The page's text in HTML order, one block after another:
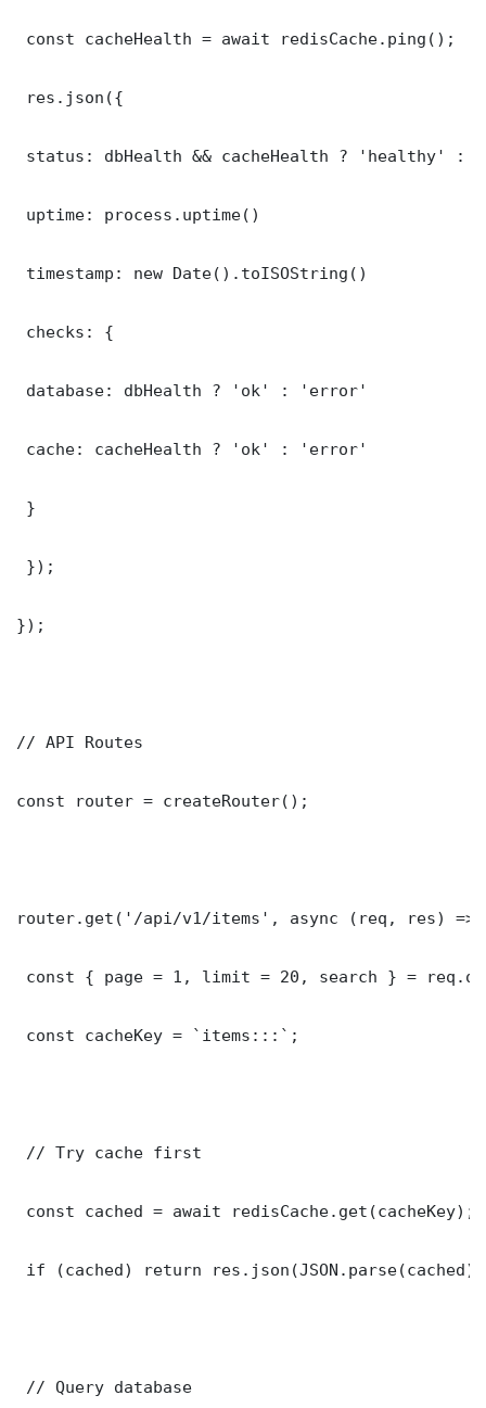
const cacheHealth = await redisCache.ping();
res.json({
status: dbHealth && cacheHealth ? 'healthy' :
uptime: process.uptime()
timestamp: new Date().toISOString()
checks: {
database: dbHealth ? 'ok' : 'error'
cache: cacheHealth ? 'ok' : 'error'
}
});
});
// API Routes
const router = createRouter();
router.get('/api/v1/items', async (req, res) =>
const { page = 1, limit = 20, search } =
const cacheKey = `items:::`;
// Try cache first
const cached = await redisCache.get(cacheKey);
if (cached) return
// Query database